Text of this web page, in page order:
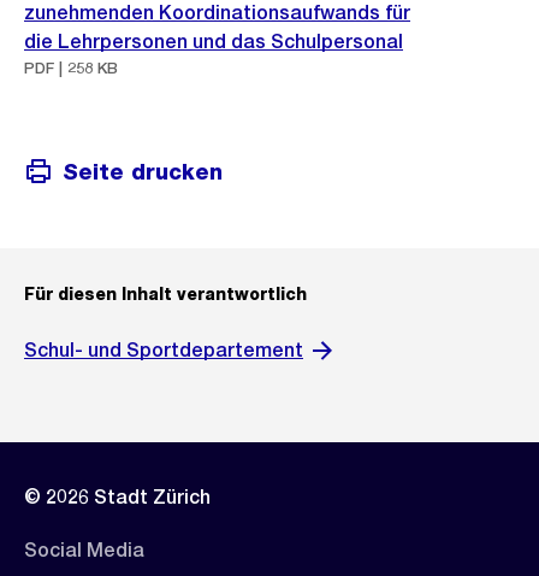
zunehmenden Koordinationsaufwands für
die Lehrpersonen und das Schulpersonal
PDF | 258 KB
Seite drucken
Für diesen Inhalt verantwortlich
Schul- und Sportdepartement
© 2026 Stadt Zürich
Social Media